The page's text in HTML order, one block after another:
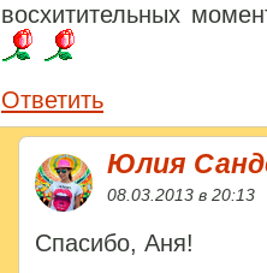
восхитительных
Ответить
Юлия
08.03.2013 в 20:13
Спасибо, Аня!